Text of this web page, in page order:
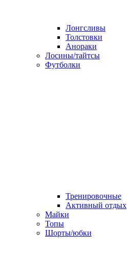
Лонгсливы
Толстовки
Анораки
Лосины/тайтсы
Футболки
Тренировочные
Активный отдых
Майки
Топы
Шорты/юбки